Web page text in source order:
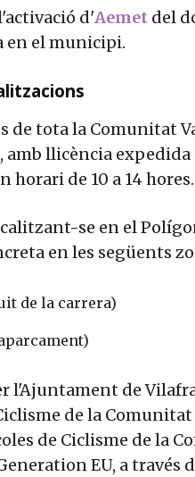
d'Aemet del
en el municipi.
de tota la Comunitat
llicència expedida
horari de 10 a 14 hores.
se en el
en les següents
de la carrera)
l'Ajuntament de
de la
de Ciclisme de la
EU, a través